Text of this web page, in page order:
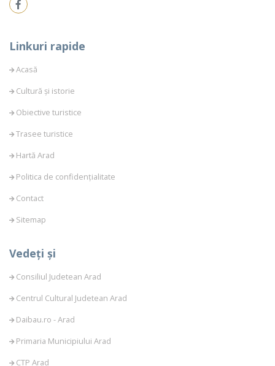
Linkuri rapide
Acasă
Cultură și istorie
Obiective turistice
Trasee turistice
Hartă Arad
Politica de confidențialitate
Contact
Sitemap
Vedeți și
Consiliul Judetean Arad
Centrul Cultural Judetean Arad
Daibau.ro - Arad
Primaria Municipiului Arad
CTP Arad